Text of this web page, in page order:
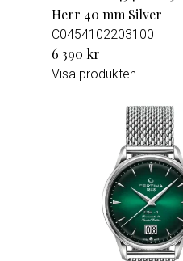
Herr 40 mm Silver
C0454102203100
6 390 kr
Visa produkten